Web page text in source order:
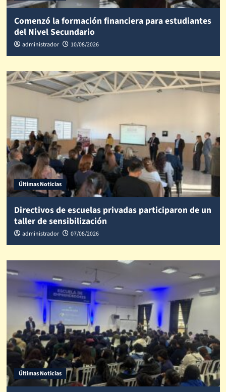
Comenzó la formación financiera para estudiantes
del Nivel Secundario
administrador 10/08/2026
Últimas Noticias
Directivos de escuelas privadas participaron de un
taller de sensibilización
administrador 07/08/2026
Últimas Noticias